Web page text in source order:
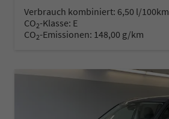
Verbrauch kombiniert: 6,50 l/100km
CO2-Klasse: E
CO2-Emissionen: 148,00 g/km